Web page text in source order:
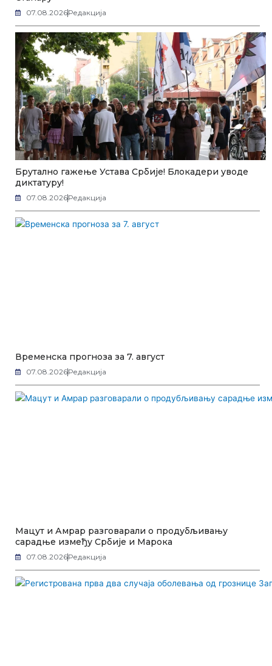
07.08.2026Редакција
Брутално гажење Устава Србије! Блокадери уводе
диктатуру!
07.08.2026Редакција
Временска прогноза за 7. август
07.08.2026Редакција
Мацут и Амрар разговарали о продубљивању
сарадње између Србије и Марока
07.08.2026Редакција